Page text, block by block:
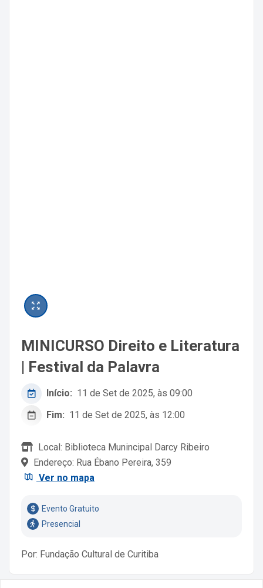
MINICURSO Direito e Literatura
| Festival da Palavra
Início: 11 de Set de 2025, às 09:00
Fim: 11 de Set de 2025, às 12:00
Local: Biblioteca Munincipal Darcy Ribeiro
Endereço: Rua Ébano Pereira, 359
Ver no mapa
Evento Gratuito
Presencial
Por: Fundação Cultural de Curitiba